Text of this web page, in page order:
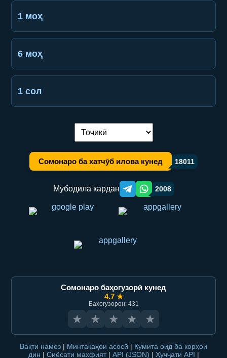
1 моҳ
6 моҳ
1 сол
Иваз кардани забон:
Сомонаро ба хатчӯб илова кунед 18011
Мубодила кардан Telegram orqali ulashish
WhatsApp orqali ulashish
2008
Сомонаро баҳогузорӣ кунед
4.7 ★
Баҳогузорон: 431
★ ★ ★ ★ ★
Вақти намоз | Минтақаҳои асосӣ | Кумита оид ба корҳои
дин | Сиёсати махфият | API (JSON) | Ҳуҷҷати API |